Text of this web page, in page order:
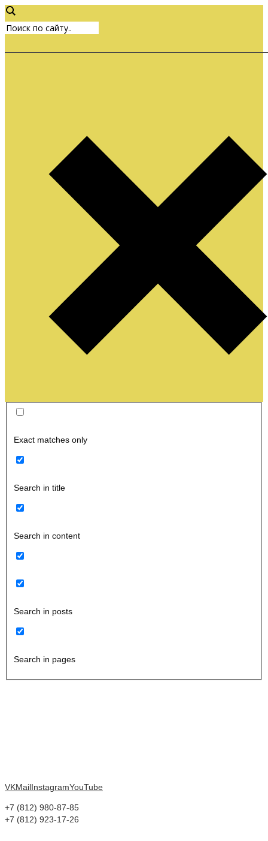
Exact matches only
Search in title
Search in content
Search in posts
Search in pages
VKMailInstagramYouTube
+7 (812) 980-87-85
+7 (812) 923-17-26